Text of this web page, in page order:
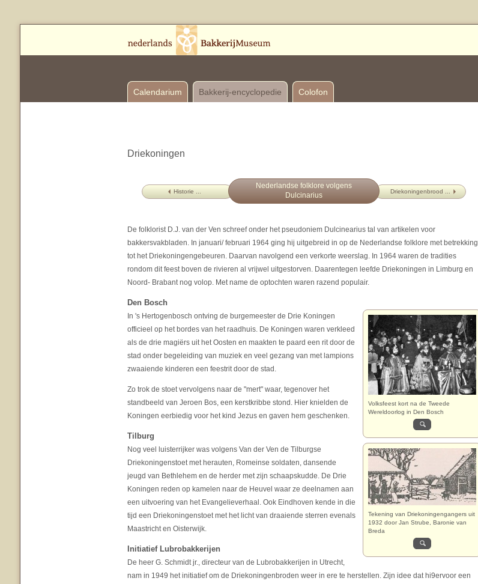
Calendarium Bakkerij-encyclopedie Colofon
Driekoningen
Historie ... Driekoningenbrood ...
Nederlandse folklore volgens
Dulcinarius
De folklorist D.J. van der Ven schreef onder het pseudoniem Dulcinearius tal van artikelen voor
bakkersvakbladen. In januari/ februari 1964 ging hij uitgebreid in op de Nederlandse folklore met betrekking
tot het Driekoningengebeuren. Daarvan navolgend een verkorte weerslag. In 1964 waren de tradities
rondom dit feest boven de rivieren al vrijwel uitgestorven. Daarentegen leefde Driekoningen in Limburg en
Noord- Brabant nog volop. Met name de optochten waren razend populair.
Den Bosch
Volksfeest kort na de Tweede
Wereldoorlog in Den Bosch
In 's Hertogenbosch ontving de burgemeester de Drie Koningen
officieel op het bordes van het raadhuis. De Koningen waren verkleed
als de drie magiërs uit het Oosten en maakten te paard een rit door de
stad onder begeleiding van muziek en veel gezang van met lampions
zwaaiende kinderen een feestrit door de stad.
Zo trok de stoet vervolgens naar de "mert" waar, tegenover het
standbeeld van Jeroen Bos, een kerstkribbe stond. Hier knielden de
Koningen eerbiedig voor het kind Jezus en gaven hem geschenken.
Tilburg
Tekening van Driekoningengangers uit
1932 door Jan Strube, Baronie van
Breda
Nog veel luisterrijker was volgens Van der Ven de Tilburgse
Driekoningenstoet met herauten, Romeinse soldaten, dansende
jeugd van Bethlehem en de herder met zijn schaapskudde. De Drie
Koningen reden op kamelen naar de Heuvel waar ze deelnamen aan
een uitvoering van het Evangelieverhaal. Ook Eindhoven kende in die
tijd een Driekoningenstoet met het licht van draaiende sterren evenals
Maastricht en Oisterwijk.
Initiatief Lubrobakkerijen
De heer G. Schmidt jr., directeur van de Lubrobakkerijen in Utrecht,
nam in 1949 het initiatief om de Driekoningenbroden weer in ere te herstellen. Zijn idee dat hi9ervoor een